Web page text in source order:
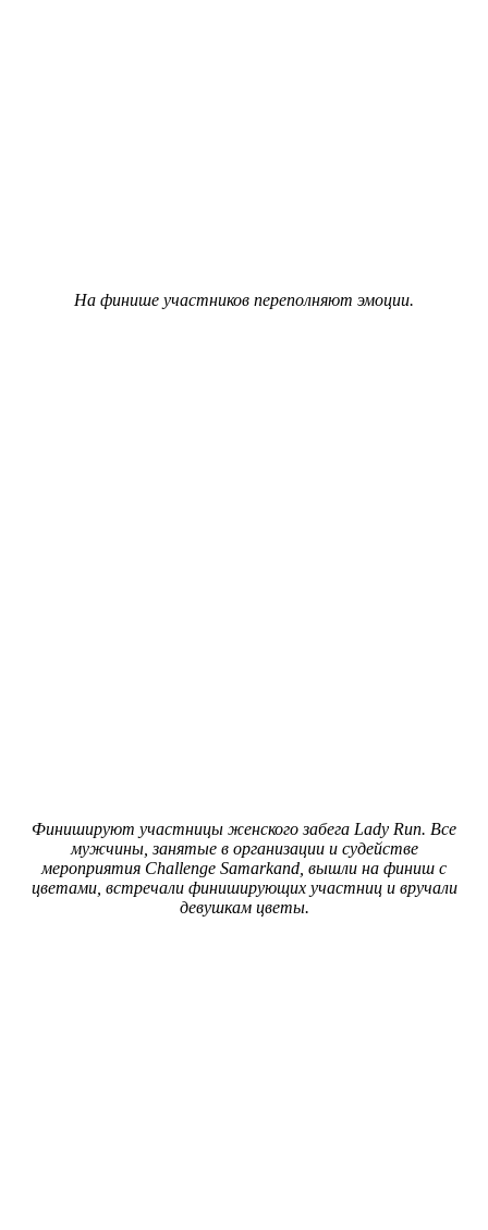
На финише участников переполняют эмоции.
Финишируют участницы женского забега Lady Run. Все
мужчины, занятые в организации и судействе
мероприятия Challenge Samarkand, вышли на финиш с
цветами, встречали финиширующих участниц и вручали
девушкам цветы.